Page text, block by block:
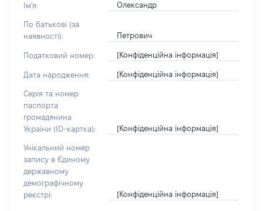
Ім'я: Олександр
По батькові (за
наявності):
Петрович
Податковий номер: [Конфіденційна інформація]
Дата народження: [Конфіденційна інформація]
Серія та номер
паспорта
громадянина
України (ID-картка):
[Конфіденційна інформація]
Унікальний номер
запису в Єдиному
державному
демографічному
реєстрі:
[Конфіденційна інформація]